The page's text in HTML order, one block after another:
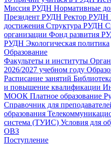
Миссия РУДН Нормативные
Президент РУДН Ректор РУДН
достижения Структура РУДН
организации Фонд развития
РУДН Экологическая политика
Образование
Факультеты и институты
2026/2027 учебном году
Расписание занятий
и повышение квалификации
МООК Платное образование
Справочник для
образования
система (ТУИС) Условия для
ОВЗ
Поступление